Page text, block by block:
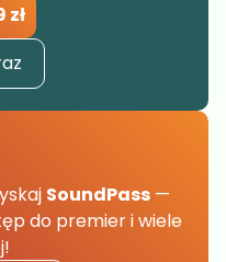
zł
SoundPass—
do premier i wiele